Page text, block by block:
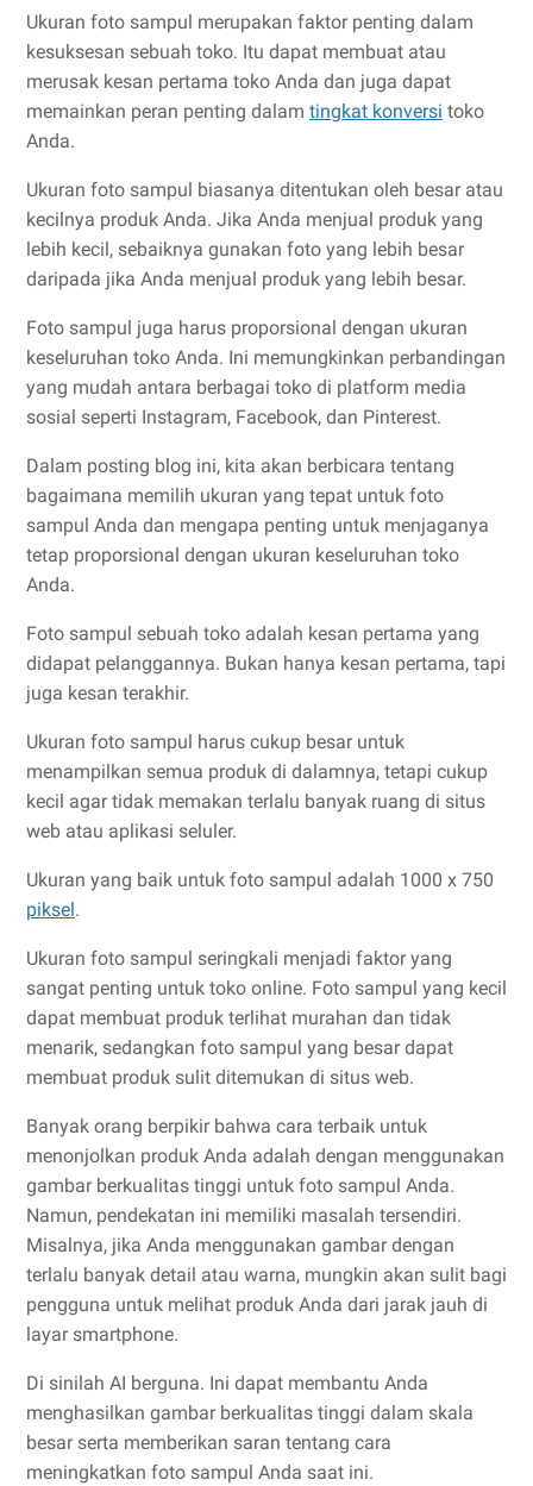
Ukuran foto sampul merupakan faktor penting dalam
kesuksesan sebuah toko. Itu dapat membuat atau
merusak kesan pertama toko Anda dan juga dapat
memainkan peran penting dalam tingkat konversi toko
Anda.
Ukuran foto sampul biasanya ditentukan oleh besar atau
kecilnya produk Anda. Jika Anda menjual produk yang
lebih kecil, sebaiknya gunakan foto yang lebih besar
daripada jika Anda menjual produk yang lebih besar.
Foto sampul juga harus proporsional dengan ukuran
keseluruhan toko Anda. Ini memungkinkan perbandingan
yang mudah antara berbagai toko di platform media
sosial seperti Instagram, Facebook, dan Pinterest.
Dalam posting blog ini, kita akan berbicara tentang
bagaimana memilih ukuran yang tepat untuk foto
sampul Anda dan mengapa penting untuk menjaganya
tetap proporsional dengan ukuran keseluruhan toko
Anda.
Foto sampul sebuah toko adalah kesan pertama yang
didapat pelanggannya. Bukan hanya kesan pertama, tapi
juga kesan terakhir.
Ukuran foto sampul harus cukup besar untuk
menampilkan semua produk di dalamnya, tetapi cukup
kecil agar tidak memakan terlalu banyak ruang di situs
web atau aplikasi seluler.
Ukuran yang baik untuk foto sampul adalah 1000 x 750
piksel.
Ukuran foto sampul seringkali menjadi faktor yang
sangat penting untuk toko online. Foto sampul yang kecil
dapat membuat produk terlihat murahan dan tidak
menarik, sedangkan foto sampul yang besar dapat
membuat produk sulit ditemukan di situs web.
Banyak orang berpikir bahwa cara terbaik untuk
menonjolkan produk Anda adalah dengan menggunakan
gambar berkualitas tinggi untuk foto sampul Anda.
Namun, pendekatan ini memiliki masalah tersendiri.
Misalnya, jika Anda menggunakan gambar dengan
terlalu banyak detail atau warna, mungkin akan sulit bagi
pengguna untuk melihat produk Anda dari jarak jauh di
layar smartphone.
Di sinilah AI berguna. Ini dapat membantu Anda
menghasilkan gambar berkualitas tinggi dalam skala
besar serta memberikan saran tentang cara
meningkatkan foto sampul Anda saat ini.